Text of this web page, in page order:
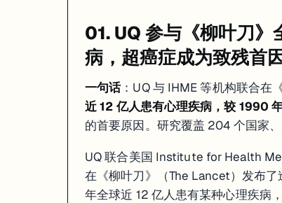
01. UQ 参与《柳叶刀
病，超癌症成为致残首因
一句话：UQ 与 IHME 等机构联合在
近 12 亿人患有心理疾病，较 1990
的首要原因。研究覆盖 204 个国家
UQ 联合美国 Institute for Health
在《柳叶刀》（The Lancet）发布
年全球近 12 亿人患有某种心理疾病